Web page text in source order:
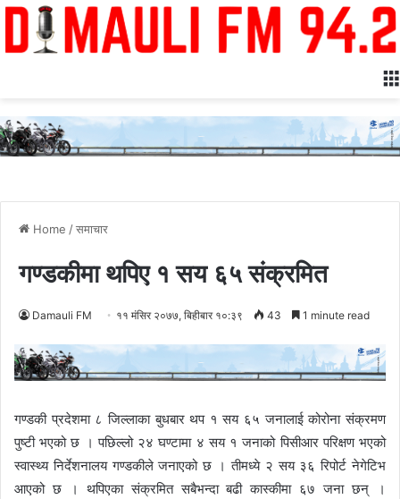
Home /समाचार
गण्डकीमा थपिए १ सय ६५ संक्रमित
Damauli FM ११ मंसिर २०७७, बिहीबार १०:३९ 43 1 minute read
गण्डकी प्रदेशमा ८ जिल्लाका बुधबार थप १ सय ६५ जनालाई कोरोना संक्रमण
पुष्टी भएको छ । पछिल्लो २४ घण्टामा ४ सय १ जनाको पिसीआर परिक्षण भएको
स्वास्थ्य निर्देशनालय गण्डकीले जनाएको छ । तीमध्ये २ सय ३६ रिपोर्ट नेगेटिभ
आएको छ । थपिएका संक्रमित सबैभन्दा बढी कास्कीमा ६७ जना छन् ।